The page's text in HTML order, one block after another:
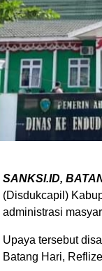
SANKSI.ID,
(Disdukcapil)
administrasi
Upaya tersebut
Batang Hari,